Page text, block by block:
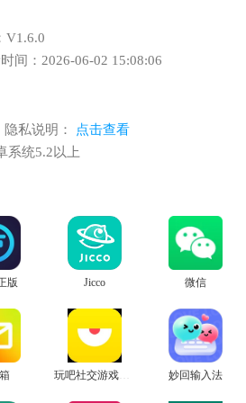
V1.6.0
间：2026-06-02 15:08:06
隐私说明：
点击查看
系统5.2以上
版 Jicco 微信
妙回输入法